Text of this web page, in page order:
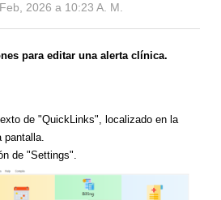
2026 a 10:23 A. M.
para editar una alerta clínica.
de "QuickLinks", localizado en la
pantalla.
de "Settings".